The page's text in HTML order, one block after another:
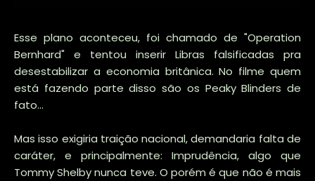
Esse plano aconteceu, foi chamado de "Operation
Bernhard" e tentou inserir Libras falsificadas pra
desestabilizar a economia britânica. No filme quem
está fazendo parte disso são os Peaky Blinders de
fato...
Mas isso exigiria traição nacional, demandaria falta de
caráter, e principalmente: Imprudência, algo que
Tommy Shelby nunca teve. O porém é que não é mais